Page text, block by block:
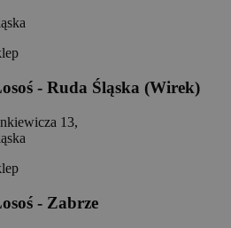
- Ruda Śląska (Wirek)
13,
- Zabrze